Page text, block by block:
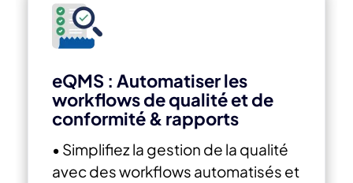
eQMS : Automatiser les
workflows de qualité et de
conformité & rapports
• Simplifiez la gestion de la qualité
avec des workflows automatisés et